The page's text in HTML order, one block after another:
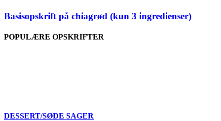
Basisopskrift på chiagrød (kun 3 ingredienser)
POPULÆRE OPSKRIFTER
DESSERT/SØDE SAGER